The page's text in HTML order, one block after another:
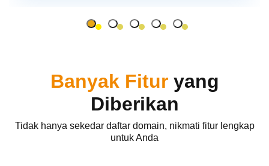
Banyak Fituryang
Diberikan
Tidak hanya sekedar daftar domain, nikmati fitur lengkap
untuk Anda